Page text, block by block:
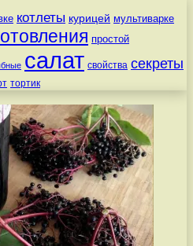
котлеты курицей мультиварке
простой
салат свойства секреты
тортик